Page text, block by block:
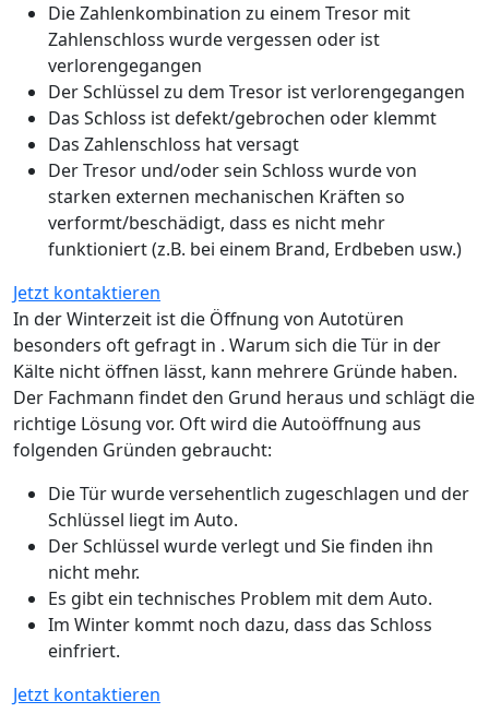
Die Zahlenkombination zu einem Tresor mit
Zahlenschloss wurde vergessen oder ist
verlorengegangen
Der Schlüssel zu dem Tresor ist verlorengegangen
Das Schloss ist defekt/gebrochen oder klemmt
Das Zahlenschloss hat versagt
Der Tresor und/oder sein Schloss wurde von
starken externen mechanischen Kräften so
verformt/beschädigt, dass es nicht mehr
funktioniert (z.B. bei einem Brand, Erdbeben usw.)
Jetzt kontaktieren
In der Winterzeit ist die Öffnung von Autotüren
besonders oft gefragt in . Warum sich die Tür in der
Kälte nicht öffnen lässt, kann mehrere Gründe haben.
Der Fachmann findet den Grund heraus und schlägt die
richtige Lösung vor. Oft wird die Autoöffnung aus
folgenden Gründen gebraucht:
Die Tür wurde versehentlich zugeschlagen und der
Schlüssel liegt im Auto.
Der Schlüssel wurde verlegt und Sie finden ihn
nicht mehr.
Es gibt ein technisches Problem mit dem Auto.
Im Winter kommt noch dazu, dass das Schloss
einfriert.
Jetzt kontaktieren